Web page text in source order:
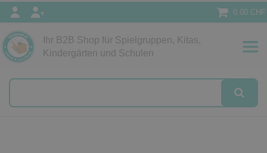
0.00 CHF
Ihr B2B Shop für Spielgruppen, Kitas,
Kindergärten und Schulen
Papeterie